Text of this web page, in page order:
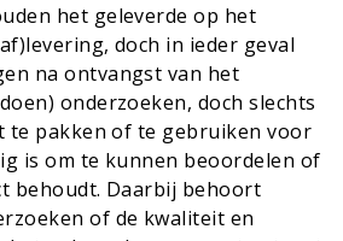
het geleverde op het
doch in ieder geval
na ontvangst van het
onderzoeken, doch slechts
te pakken of te gebruiken voor
is om te kunnen beoordelen of
behoudt. Daarbij behoort
of de kwaliteit en